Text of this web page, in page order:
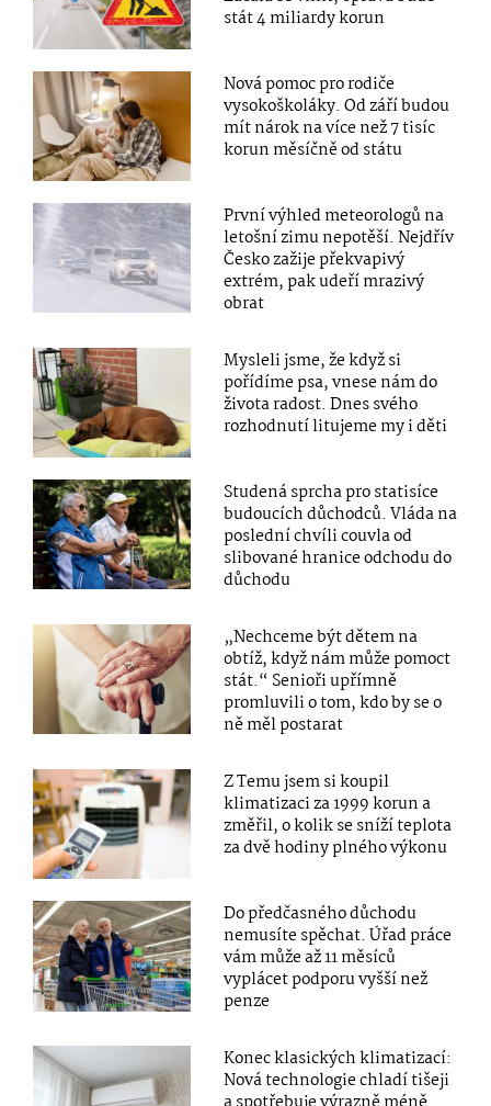
stát 4 miliardy korun
Nová pomoc pro rodiče
vysokoškoláky. Od září budou
mít nárok na více než 7 tisíc
korun měsíčně od státu
První výhled meteorologů na
letošní zimu nepotěší. Nejdřív
Česko zažije překvapivý
extrém, pak udeří mrazivý
obrat
Mysleli jsme, že když si
pořídíme psa, vnese nám do
života radost. Dnes svého
rozhodnutí litujeme my i děti
Studená sprcha pro statisíce
budoucích důchodců. Vláda na
poslední chvíli couvla od
slibované hranice odchodu do
důchodu
„Nechceme být dětem na
obtíž, když nám může pomoct
stát.“ Senioři upřímně
promluvili o tom, kdo by se o
ně měl postarat
Z Temu jsem si koupil
klimatizaci za 1999 korun a
změřil, o kolik se sníží teplota
za dvě hodiny plného výkonu
Do předčasného důchodu
nemusíte spěchat. Úřad práce
vám může až 11 měsíců
vyplácet podporu vyšší než
penze
Konec klasických klimatizací:
Nová technologie chladí tišeji